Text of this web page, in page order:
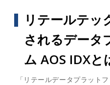
リテールテッ
されるデータ
ム AOS IDXと
「リテールデータプラット